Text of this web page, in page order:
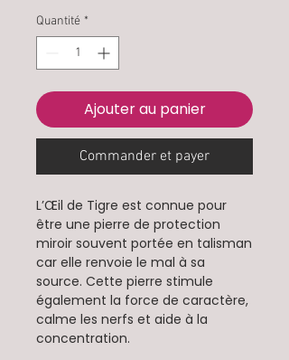
Quantité *
Ajouter au panier
Commander et payer
L’Œil de Tigre est connue pour
être une pierre de protection
miroir souvent portée en talisman
car elle renvoie le mal à sa
source. Cette pierre stimule
également la force de caractère,
calme les nerfs et aide à la
concentration.